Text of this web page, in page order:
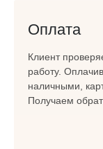
Оплата
Клиент
работу.
наличными,
Получаем